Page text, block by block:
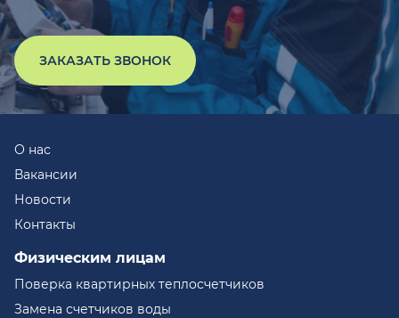
ЗАКАЗАТЬ ЗВОНОК
О нас
Вакансии
Новости
Контакты
Физическим лицам
Поверка квартирных теплосчетчиков
Замена счетчиков воды